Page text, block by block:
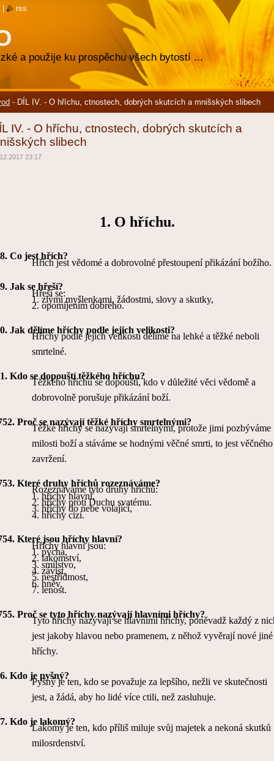
a použije ku prospěchu všech bytostí ...
- DÍL IV. - O hříchu, ctnostech, dobrých skutcích a mnišských slibech
IV. - O hříchu, ctnostech, dobrých skutcích a
slibech
23:17
1. O hříchu.
Co jest hřích?
Hřích jest vědomé a dobrovolné přestoupení přikázání božího.
Jak se hřeší?
Hřeší se:
1.zlými myšlenkami, žádostmi, slovy a skutky,
2.opomíjením dobrého.
Jak dělíme hříchy podle jejich velikosti?
Hříchy podle jejich velikosti dělíme na lehké a těžké neboli
smrtelné.
Kdo se dopouští těžkého hříchu?
Těžkého hříchu se dopouští, kdo v důležité věci vědomě a
dobrovolně porušuje přikázání boží.
Proč se nazývají těžké hříchy smrtelnými?
Těžké hříchy se nazývají smrtelnými, protože jimi pozbýváme
milosti boží a stáváme se hodnými věčné smrti, to jest věčného
zavržení.
Které druhy hříchů rozeznáváme?
Rozeznáváme tyto druhy hříchů:
1.hříchy hlavní,
2.hříchy proti Duchu svatému.
3. hříchy do nebe volající,
4.hříchy cizí.
Které jsou hříchy hlavní?
Hříchy hlavní jsou:
1.pýcha,
2.lakomství,
3.smilstvo,
4.závist,
5.nestřídmost,
6.hněv,
7.lenost.
Proč se tyto hříchy nazývají hlavními hříchy?
Tyto hříchy nazývají se hlavními hříchy, poněvadž každý z
jest jakoby hlavou nebo pramenem, z něhož vyvěrají nové jiné
hříchy.
Kdo je pyšný?
Pyšný je ten, kdo se považuje za lepšího, nežli ve skutečnosti
jest, a žádá, aby ho lidé více ctili, než zasluhuje.
Kdo je lakomý?
Lakomý je ten, kdo příliš miluje svůj majetek a nekoná skutků
milosrdenství.
rss